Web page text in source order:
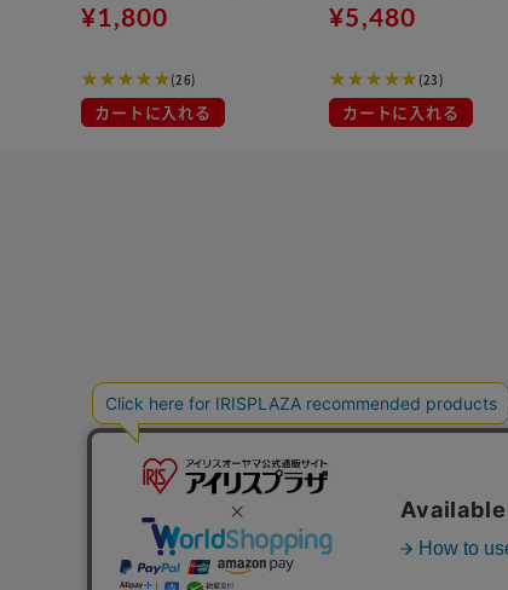
枚
¥1,800
(26)
カートに入れる
しりふき グリーンフロ
¥5,480
(23)
カートに入れる
特定商取引法に基づく通